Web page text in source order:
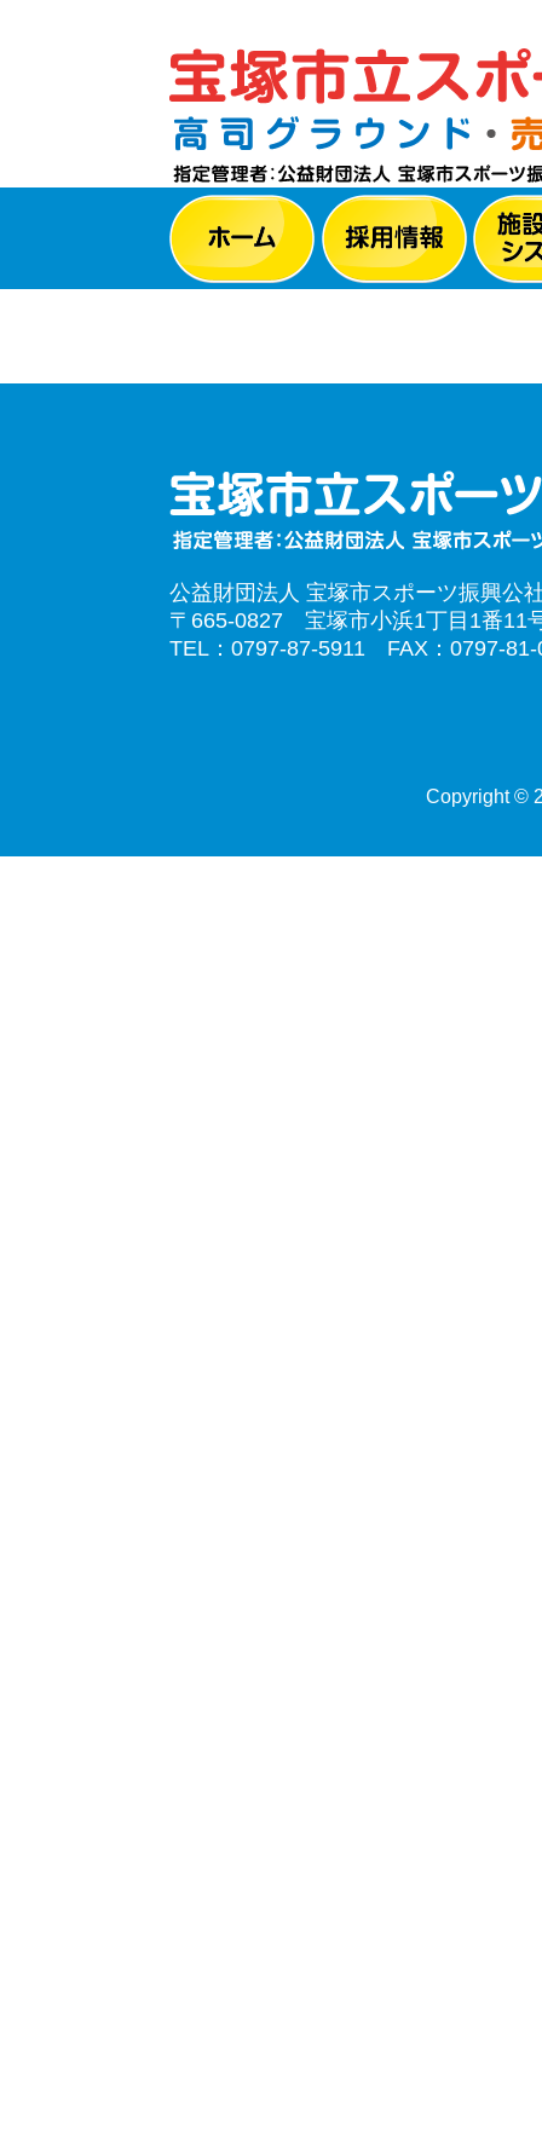
公益財団法人 宝塚市スポーツ振興公
〒665-0827 宝塚市小浜1丁目1番11
TEL：0797-87-5911 FAX：0797-81-
Copyright ©